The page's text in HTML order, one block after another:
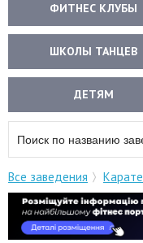
ФИТНЕС КЛУБЫ
ШКОЛЫ ТАНЦЕВ
ДЕТЯМ
Все заведения Карате